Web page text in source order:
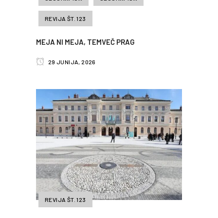
REVIJA ŠT. 123
MEJA NI MEJA, TEMVEČ PRAG
29 JUNIJA, 2026
REVIJA ŠT. 123